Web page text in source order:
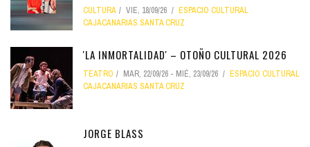
CULTURA VIE, 18/09/26
ESPACIO CULTURAL
CAJACANARIAS SANTA CRUZ
'LA INMORTALIDAD' – OTOÑO CULTURAL 2026
TEATRO MAR, 22/09/26 - MIÉ, 23/09/26
ESPACIO CULTURAL
CAJACANARIAS SANTA CRUZ
JORGE BLASS